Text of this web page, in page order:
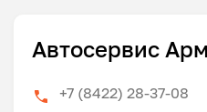
Автосервис
+7 (8422) 28-37-08